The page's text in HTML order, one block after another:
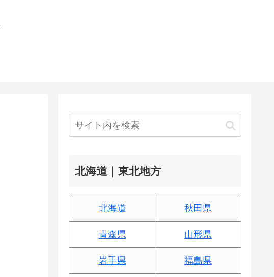
北海道｜東北地方
北海道 秋田県
青森県 山形県
岩手県 福島県